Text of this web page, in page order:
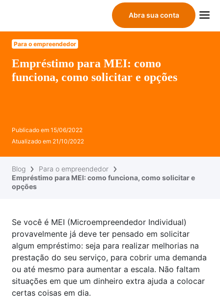
Abra sua conta
Para o empreendedor
Empréstimo para MEI: como
funciona, como solicitar e opções
Publicado em 15/06/2022
Atualizado em 21/10/2022
Blog
Para o empreendedor
Empréstimo para MEI: como funciona, como solicitar e
opções
Se você é MEI (Microempreendedor Individual)
provavelmente já deve ter pensado em solicitar
algum empréstimo: seja para realizar melhorias na
prestação do seu serviço, para cobrir uma demanda
ou até mesmo para aumentar a escala. Não faltam
situações em que um dinheiro extra ajuda a colocar
certas coisas em dia.